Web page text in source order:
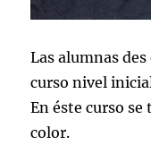
Las alumnas
curso nivel
En éste curso se
color.